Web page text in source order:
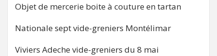
Objet de mercerie boite à couture en tartan
Nationale sept vide-greniers Montélimar
Viviers Adeche vide-greniers du 8 mai